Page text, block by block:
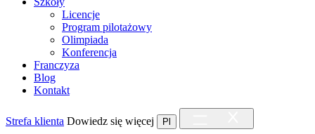
Licencje
Program pilotażowy
Olimpiada
Konferencja
Franczyza
Blog
Kontakt
Strefa klienta Dowiedz się więcej Pl